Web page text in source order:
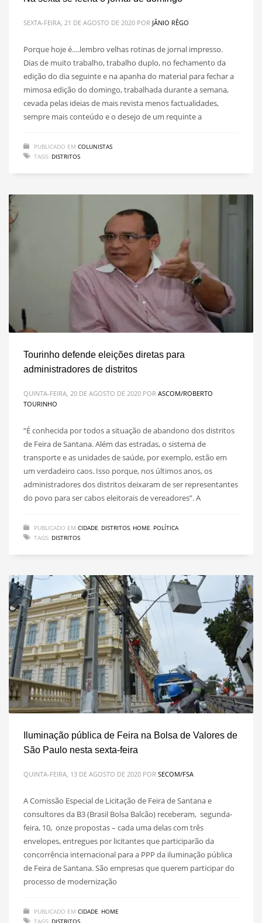
SEXTA-FEIRA, 21 DE AGOSTO DE 2020 POR JÂNIO RÊGO
Porque hoje é….lembro velhas rotinas de jornal impresso.
Dias de muito trabalho, trabalho duplo, no fechamento da
edição do dia seguinte e na apanha do material para fechar a
mimosa edição do domingo, trabalhada durante a semana,
cevada pelas ideias de mais revista menos factualidades,
sempre mais conteúdo e o desejo de um requinte a
PUBLICADO EM COLUNISTAS
TAGS: DISTRITOS
Tourinho defende eleições diretas para
administradores de distritos
QUINTA-FEIRA, 20 DE AGOSTO DE 2020 POR ASCOM/ROBERTO
TOURINHO
“É conhecida por todos a situação de abandono dos distritos
de Feira de Santana. Além das estradas, o sistema de
transporte e as unidades de saúde, por exemplo, estão em
um verdadeiro caos. Isso porque, nos últimos anos, os
administradores dos distritos deixaram de ser representantes
do povo para ser cabos eleitorais de vereadores”. A
PUBLICADO EM CIDADE, DISTRITOS, HOME, POLÍTICA
TAGS: DISTRITOS
Iluminação pública de Feira na Bolsa de Valores de
São Paulo nesta sexta-feira
QUINTA-FEIRA, 13 DE AGOSTO DE 2020 POR SECOM/FSA
A Comissão Especial de Licitação de Feira de Santana e
consultores da B3 (Brasil Bolsa Balcão) receberam, segunda-
feira, 10, onze propostas – cada uma delas com três
envelopes, entregues por licitantes que participarão da
concorrência internacional para a PPP da iluminação pública
de Feira de Santana. São empresas que querem participar do
processo de modernização
PUBLICADO EM CIDADE, HOME
TAGS: DISTRITOS